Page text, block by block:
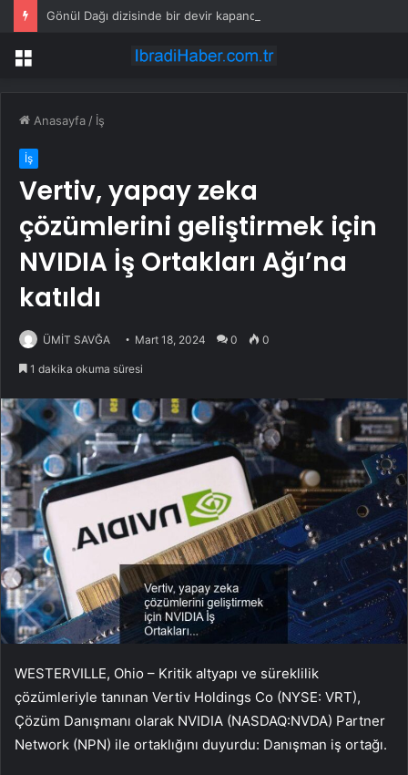
Menü
Anasayfa / İş
İş
Vertiv, yapay zeka
çözümlerini geliştirmek için
NVIDIA İş Ortakları Ağı’na
katıldı
ÜMİT SAVĞA Mart 18, 2024 0 0
1 dakika okuma süresi
WESTERVILLE, Ohio – Kritik altyapı ve süreklilik
çözümleriyle tanınan Vertiv Holdings Co (NYSE: VRT),
Çözüm Danışmanı olarak NVIDIA (NASDAQ:NVDA) Partner
Network (NPN) ile ortaklığını duyurdu: Danışman iş ortağı.